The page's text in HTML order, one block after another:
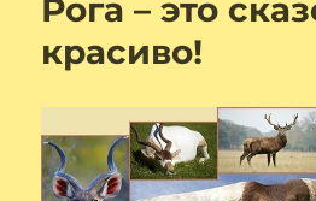
Рога – это
красиво!